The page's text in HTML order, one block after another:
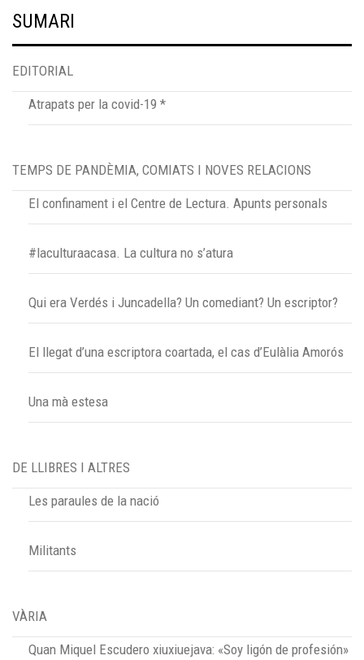
SUMARI
EDITORIAL
Atrapats per la covid-19 *
TEMPS DE PANDÈMIA, COMIATS I NOVES RELACIONS
El confinament i el Centre de Lectura. Apunts personals
#laculturaacasa. La cultura no s’atura
Qui era Verdés i Juncadella? Un comediant? Un escriptor?
El llegat d’una escriptora coartada, el cas d’Eulàlia Amorós
Una mà estesa
DE LLIBRES I ALTRES
Les paraules de la nació
Militants
VÀRIA
Quan Miquel Escudero xiuxiuejava: «Soy ligón de profesión»